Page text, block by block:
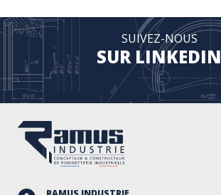
SUIVEZ-NOUS
SUR LINKEDIN